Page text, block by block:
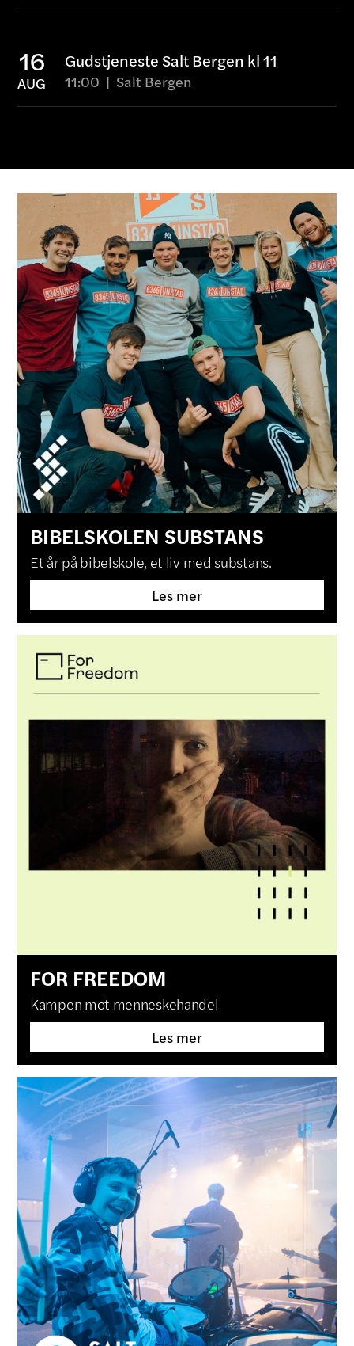
16
AUG
Gudstjeneste Salt Bergen kl 11
11:00 | Salt Bergen
BIBELSKOLEN SUBSTANS
Et år på bibelskole, et liv med substans.
Les mer
FOR FREEDOM
Kampen mot menneskehandel
Les mer